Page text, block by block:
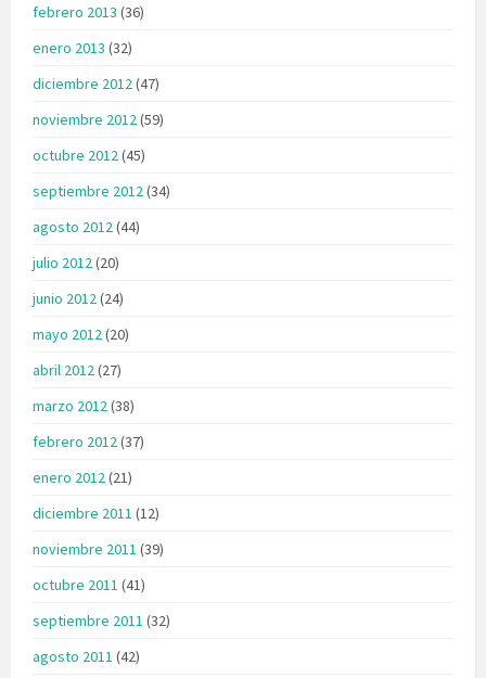
febrero 2013 (36)
enero 2013 (32)
diciembre 2012(47)
noviembre 2012(59)
octubre 2012(45)
septiembre 2012(34)
agosto 2012(44)
julio 2012(20)
junio 2012(24)
mayo 2012(20)
abril 2012(27)
marzo 2012(38)
febrero 2012(37)
enero 2012(21)
diciembre 2011 (12)
noviembre 2011 (39)
octubre 2011 (41)
septiembre 2011 (32)
agosto 2011 (42)